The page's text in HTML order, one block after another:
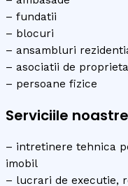
– fundatii
– blocuri
– ansambluri
– asociatii de
– persoane fizice
Serviciile
– intretinere tehnica
imobil
– lucrari de executie,